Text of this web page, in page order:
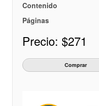
Contenido
Páginas
Precio: $271